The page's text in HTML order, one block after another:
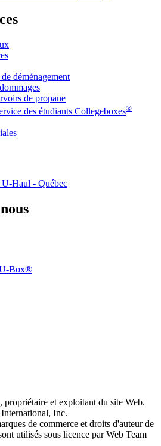
déménagement
de propane
des étudiants Collegeboxes®
U-Haul - Québec
U-Box®
propriétaire et exploitant du site Web.
International, Inc.
de commerce et droits d'auteur de
utilisés sous licence par Web Team